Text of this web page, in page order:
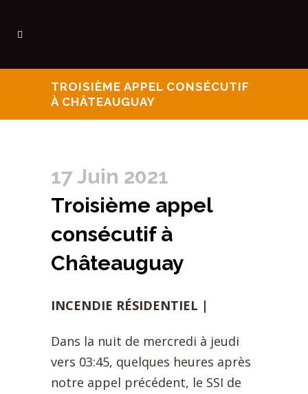
TROISIÈME APPEL CONSÉCUTIF
À CHÂTEAUGUAY
17 Juin 2021
Troisième appel
consécutif à
Châteauguay
INCENDIE RÉSIDENTIEL |
Dans la nuit de mercredi à jeudi
vers 03:45, quelques heures après
notre appel précédent, le SSI de